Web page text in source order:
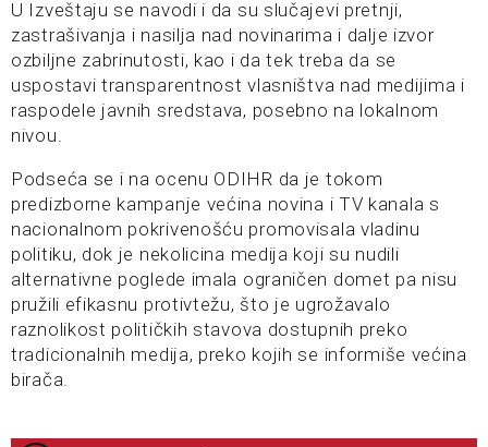
U Izveštaju se navodi i da su slučajevi pretnji,
zastrašivanja i nasilja nad novinarima i dalje izvor
ozbiljne zabrinutosti, kao i da tek treba da se
uspostavi transparentnost vlasništva nad medijima i
raspodele javnih sredstava, posebno na lokalnom
nivou.
Podseća se i na ocenu ODIHR da je tokom
predizborne kampanje većina novina i TV kanala s
nacionalnom pokrivenošću promovisala vladinu
politiku, dok je nekolicina medija koji su nudili
alternativne poglede imala ograničen domet pa nisu
pružili efikasnu protivtežu, što je ugrožavalo
raznolikost političkih stavova dostupnih preko
tradicionalnih medija, preko kojih se informiše većina
birača.